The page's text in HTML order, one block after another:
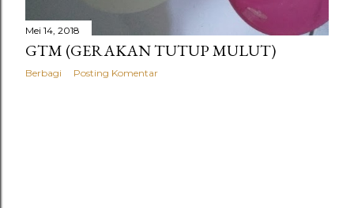
Mei 14, 2018
GTM (GERAKAN TUTUP MULUT)
Berbagi Posting Komentar